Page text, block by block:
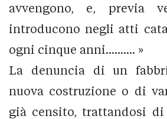
avvengono, e, previa
introducono negli atti
ogni cinque anni.......... »
La denuncia di un
nuova costruzione o di
già censito, trattandosi di